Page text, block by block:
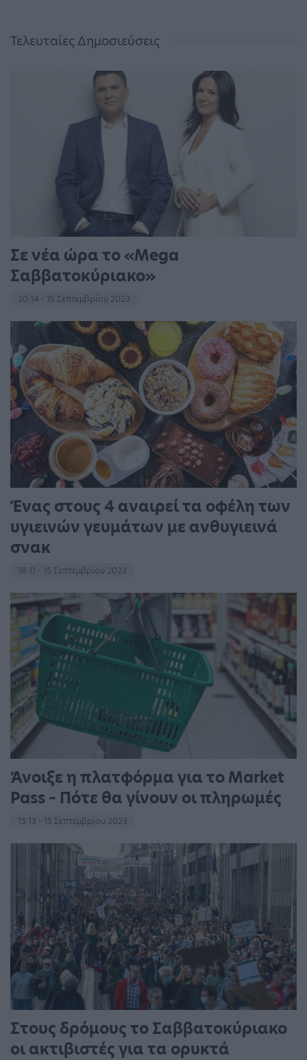
Τελευταίες Δημοσιεύσεις
Σε νέα ώρα το «Mega
Σαββατοκύριακο»
20:14 - 15 Σεπτεμβρίου 2023
Ένας στους 4 αναιρεί τα οφέλη των
υγιεινών γευμάτων με ανθυγιεινά
σνακ
18:11 - 15 Σεπτεμβρίου 2023
Άνοιξε η πλατφόρμα για το Market
Pass – Πότε θα γίνουν οι πληρωμές
15:13 - 15 Σεπτεμβρίου 2023
Στους δρόμους το Σαββατοκύριακο
οι ακτιβιστές για τα ορυκτά